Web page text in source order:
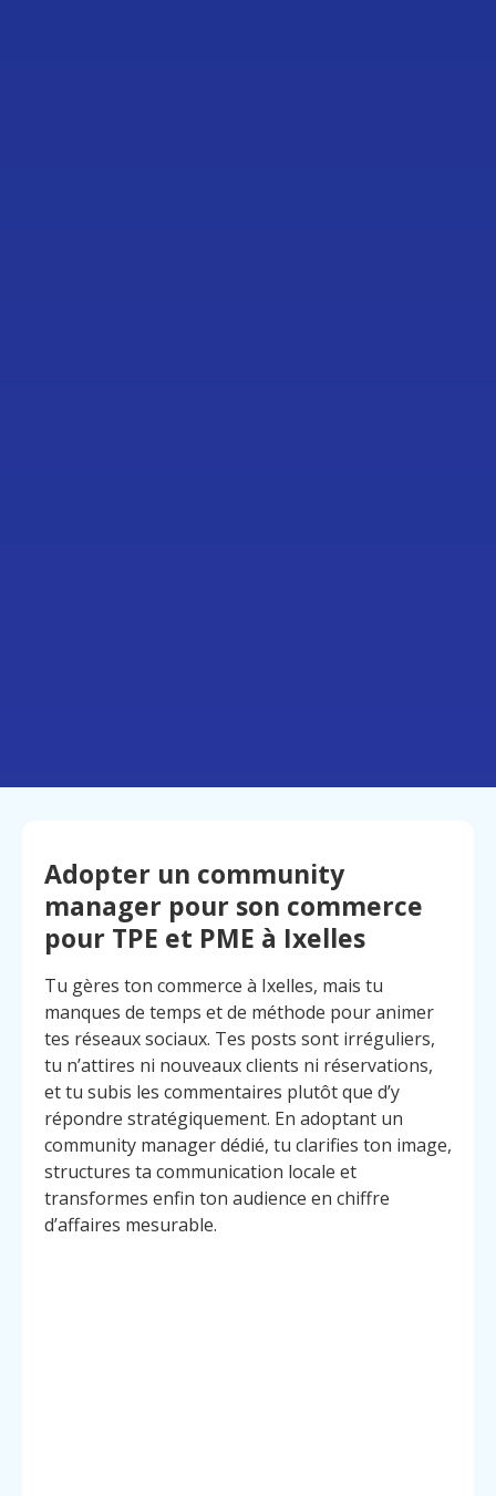
Adopter un community
manager pour son commerce
pour TPE et PME à Ixelles
Tu gères ton commerce à Ixelles, mais tu
manques de temps et de méthode pour animer
tes réseaux sociaux. Tes posts sont irréguliers,
tu n’attires ni nouveaux clients ni réservations,
et tu subis les commentaires plutôt que d’y
répondre stratégiquement. En adoptant un
community manager dédié, tu clarifies ton image,
structures ta communication locale et
transformes enfin ton audience en chiffre
d’affaires mesurable.